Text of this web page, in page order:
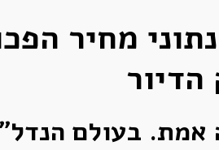
מחיר
אמת. בעולם